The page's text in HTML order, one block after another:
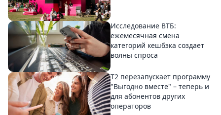
Исследование ВТБ:
ежемесячная смена
категорий кешбэка создает
волны спроса
Т2 перезапускает программу
"Выгодно вместе" – теперь и
для абонентов других
операторов